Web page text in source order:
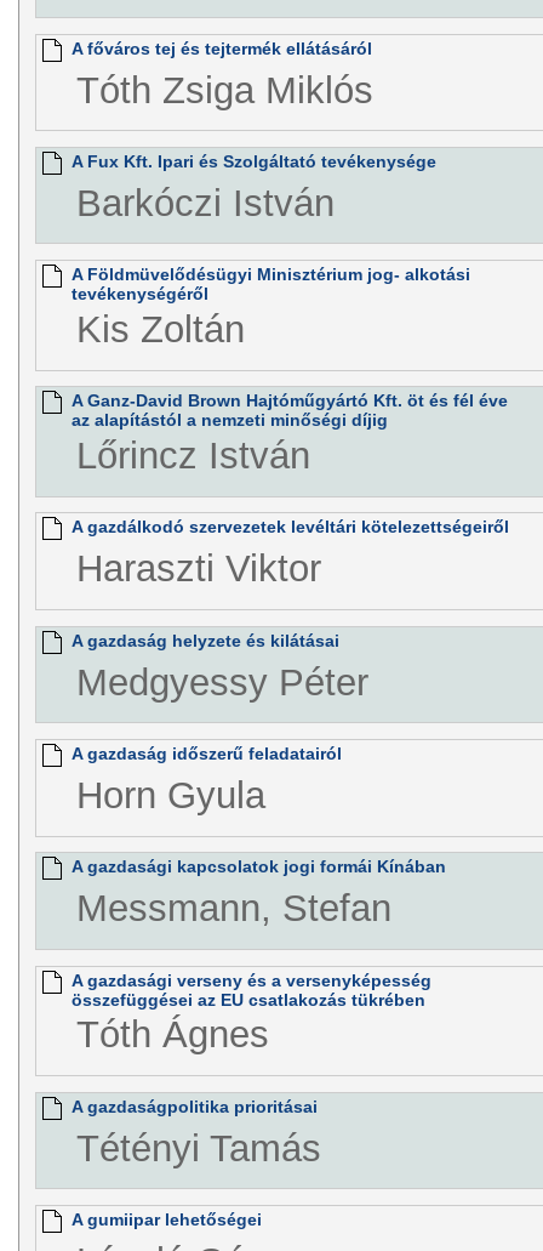
A főváros tej és tejtermék ellátásáról
Tóth Zsiga Miklós
A Fux Kft. Ipari és Szolgáltató tevékenysége
Barkóczi István
A Földmüvelődésügyi Minisztérium jog- alkotási
tevékenységéről
Kis Zoltán
A Ganz-David Brown Hajtóműgyártó Kft. öt és fél éve
az alapítástól a nemzeti minőségi díjig
Lőrincz István
A gazdálkodó szervezetek levéltári kötelezettségeiről
Haraszti Viktor
A gazdaság helyzete és kilátásai
Medgyessy Péter
A gazdaság időszerű feladatairól
Horn Gyula
A gazdasági kapcsolatok jogi formái Kínában
Messmann, Stefan
A gazdasági verseny és a versenyképesség
összefüggései az EU csatlakozás tükrében
Tóth Ágnes
A gazdaságpolitika prioritásai
Tétényi Tamás
A gumiipar lehetőségei